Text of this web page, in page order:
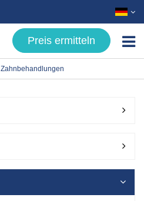
Preis ermitteln
Zahnbehandlungen